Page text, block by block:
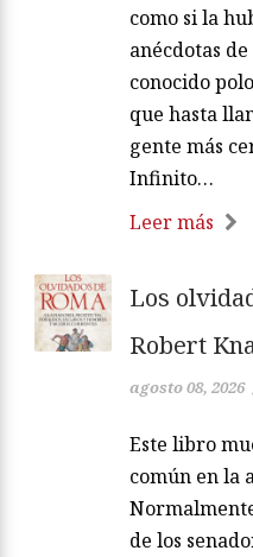
como si la
anécdotas
conocido
que hasta
gente más
Infinito…
Leer más
Los
Robert
agosto 08, 2026
Este libro
común en la
de los